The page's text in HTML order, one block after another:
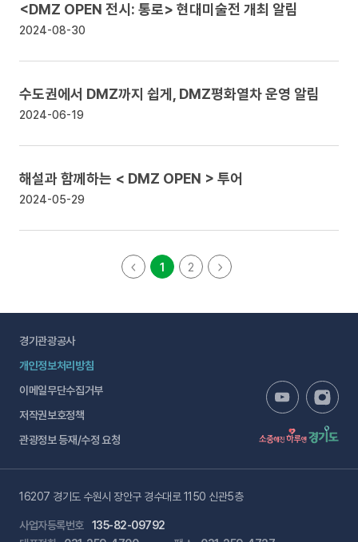
<DMZ OPEN 전시: 통로> 현대미술전 개최 알림
2024-08-30
수도권에서 DMZ까지 쉽게, DMZ평화열차 운영 알림
2024-06-19
해설과 함께하는 < DMZ OPEN > 투어
2024-05-29
1 2
경기관광공사
개인정보처리방침
이메일무단수집거부
저작권보호정책
관광정보 등재/수정 요청
16207 경기도 수원시 장안구 경수대로 1150 신관5층
사업자등록번호
135-82-09792